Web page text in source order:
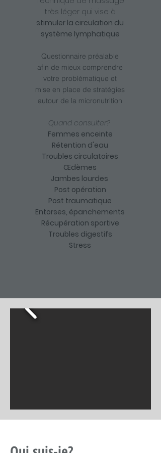
très léger qui vise à
stimuler la circulation du
système lymphatique
Questionnaire préalable
afin de mieux comprendre
votre problématique et
mise en place de stratégies
autour de la micronutrition
Quand consulter?
Femmes enceinte
Rétention d'eau
Troubles circulatoires
Œdèmes
Jambes lourdes
Post opération
Post traumatique
Entorses, épanchements
Récupération sportive
Troubles digestifs
Stress